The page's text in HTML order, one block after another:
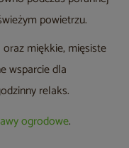
powietrzu.
miękkie, mięsiste
wsparcie dla
relaks.
ogrodowe.